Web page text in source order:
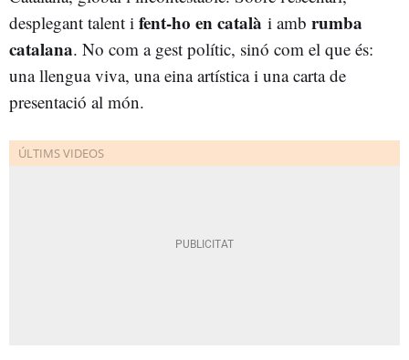
desplegant talent i fent-ho en català i amb rumba
catalana. No com a gest polític, sinó com el que és:
una llengua viva, una eina artística i una carta de
presentació al món.